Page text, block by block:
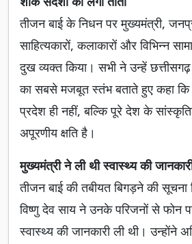
तीजन बाई के निधन पर मुख्यमंत्री,
साहित्यकारों, कलाकारों और विभिन्न
दुख व्यक्त किया। सभी ने उन्हें
का सबसे मजबूत स्तंभ बताते हुए कहा
प्रदेश ही नहीं, बल्कि पूरे देश के
अपूरणीय क्षति है।
मुख्यमंत्री ने ली थी स्वास्थ्य की
तीजन बाई की तबीयत बिगड़ने की
विष्णु देव साय ने उनके परिजनों से फोन
स्वास्थ्य की जानकारी ली थी। उन्होंने